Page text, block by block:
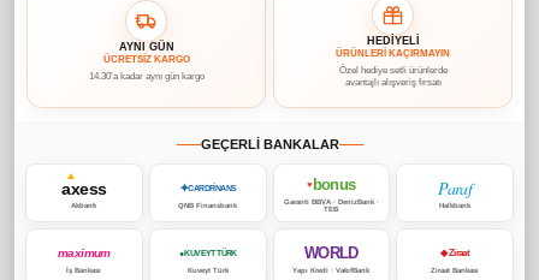
AYNI GÜN
ÜCRETSİZ KARGO
14.30’a kadar aynı gün kargo
HEDİYELİ
ÜRÜNLERİ KAÇIRMAYIN
Özel hediye setli ürünlerde
avantajlı alışveriş fırsatı
GEÇERLİ BANKALAR
axess
Akbank
✦CARDFİNANS
QNB Finansbank
♥bonus
Garanti BBVA · DenizBank ·
TEB
Paraf
Halkbank
maximum
İş Bankası
● KUVEYT TÜRK
Kuveyt Türk
WORLD
Yapı Kredi · VakıfBank
◆ Ziraat
Ziraat Bankası